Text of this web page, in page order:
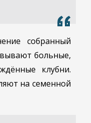
собранный
больные,
клубни.
на семенной